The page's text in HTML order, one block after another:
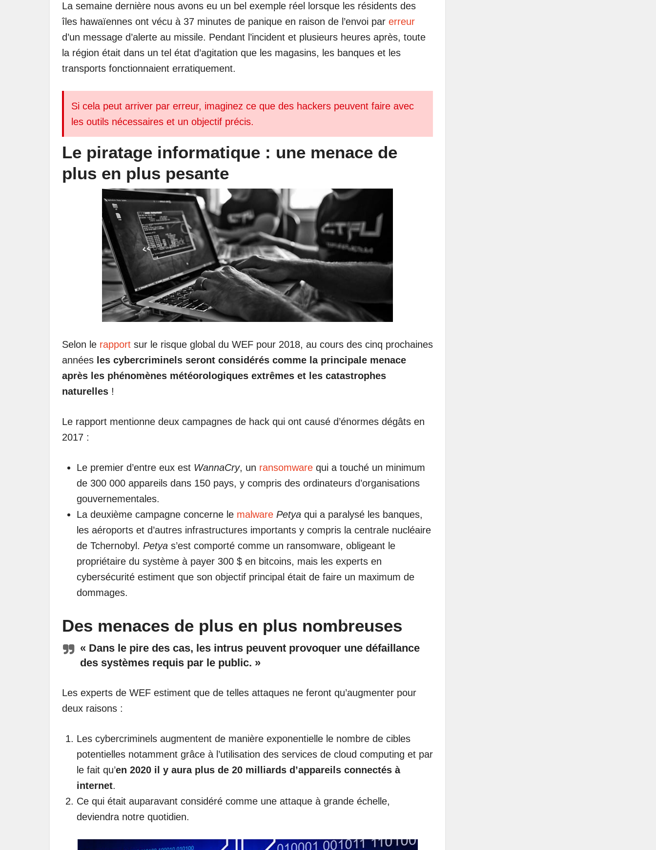
La semaine dernière nous avons eu un bel exemple réel lorsque les résidents des
îles hawaïennes ont vécu à 37 minutes de panique en raison de l’envoi par erreur
d’un message d’alerte au missile. Pendant l’incident et plusieurs heures après, toute
la région était dans un tel état d’agitation que les magasins, les banques et les
transports fonctionnaient erratiquement.
Si cela peut arriver par erreur, imaginez ce que des hackers peuvent faire avec
les outils nécessaires et un objectif précis.
Le piratage informatique : une menace de
plus en plus pesante
Selon le rapport sur le risque global du WEF pour 2018, au cours des cinq prochaines
années les cybercriminels seront considérés comme la principale menace
après les phénomènes météorologiques extrêmes et les catastrophes
naturelles !
Le rapport mentionne deux campagnes de hack qui ont causé d’énormes dégâts en
2017 :
Le premier d’entre eux est WannaCry, un ransomware qui a touché un minimum
de 300 000 appareils dans 150 pays, y compris des ordinateurs d’organisations
gouvernementales.
La deuxième campagne concerne le malware Petya qui a paralysé les banques,
les aéroports et d’autres infrastructures importants y compris la centrale nucléaire
de Tchernobyl. Petya s’est comporté comme un ransomware, obligeant le
propriétaire du système à payer 300 $ en bitcoins, mais les experts en
cybersécurité estiment que son objectif principal était de faire un maximum de
dommages.
Des menaces de plus en plus nombreuses
« Dans le pire des cas, les intrus peuvent provoquer une défaillance
des systèmes requis par le public. »
Les experts de WEF estiment que de telles attaques ne feront qu’augmenter pour
deux raisons :
Les cybercriminels augmentent de manière exponentielle le nombre de cibles
potentielles notamment grâce à l’utilisation des services de cloud computing et par
le fait qu’en 2020 il y aura plus de 20 milliards d’appareils connectés à
internet.
Ce qui était auparavant considéré comme une attaque à grande échelle,
deviendra notre quotidien.